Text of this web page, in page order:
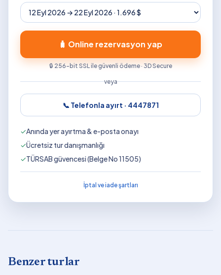
🧳 Online rezervasyon yap
🔒 256-bit SSL ile güvenli ödeme · 3D Secure
veya
📞 Telefonla ayırt · 4447871
✓Anında yer ayırtma & e-posta onayı
✓Ücretsiz tur danışmanlığı
✓TÜRSAB güvencesi (Belge No 11505)
İptal ve iade şartları
Benzer turlar